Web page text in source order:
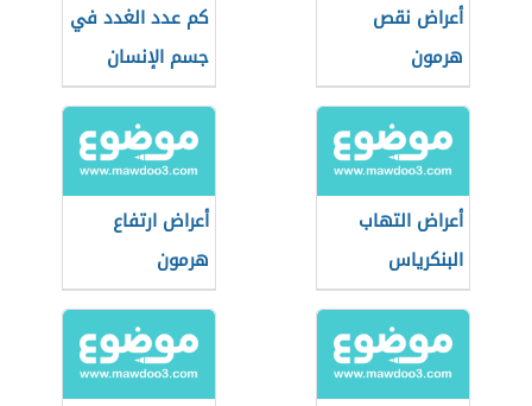
أعراض نقص
هرمون
البروجسترون
كم عدد الغدد في
جسم الإنسان
أعراض التهاب
البنكرياس
أعراض ارتفاع
هرمون
الإستروجين